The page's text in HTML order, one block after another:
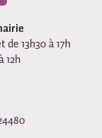
13h30 à 17h
12h